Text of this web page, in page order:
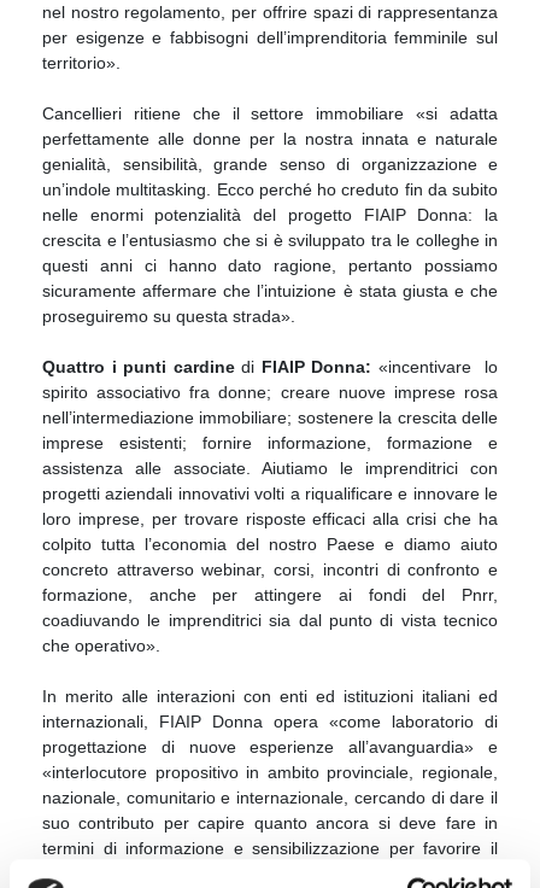
nel nostro regolamento, per offrire spazi di rappresentanza
per esigenze e fabbisogni dell’imprenditoria femminile sul
territorio».
Cancellieri ritiene che il settore immobiliare «si adatta
perfettamente alle donne per la nostra innata e naturale
genialità, sensibilità, grande senso di organizzazione e
un’indole multitasking. Ecco perché ho creduto fin da subito
nelle enormi potenzialità del progetto FIAIP Donna: la
crescita e l’entusiasmo che si è sviluppato tra le colleghe in
questi anni ci hanno dato ragione, pertanto possiamo
sicuramente affermare che l’intuizione è stata giusta e che
proseguiremo su questa strada».
Quattro i punti cardinedi FIAIP Donna: «incentivare lo
spirito associativo fra donne; creare nuove imprese rosa
nell’intermediazione immobiliare; sostenere la crescita delle
imprese esistenti; fornire informazione, formazione e
assistenza alle associate. Aiutiamo le imprenditrici con
progetti aziendali innovativi volti a riqualificare e innovare le
loro imprese, per trovare risposte efficaci alla crisi che ha
colpito tutta l’economia del nostro Paese e diamo aiuto
concreto attraverso webinar, corsi, incontri di confronto e
formazione, anche per attingere ai fondi del Pnrr,
coadiuvando le imprenditrici sia dal punto di vista tecnico
che operativo».
In merito alle interazioni con enti ed istituzioni italiani ed
internazionali, FIAIP Donna opera «come laboratorio di
progettazione di nuove esperienze all’avanguardia» e
«interlocutore propositivo in ambito provinciale, regionale,
nazionale, comunitario e internazionale, cercando di dare il
suo contributo per capire quanto ancora si deve fare in
termini di informazione e sensibilizzazione per favorire il
necessario cambiamento culturale che deve portare al